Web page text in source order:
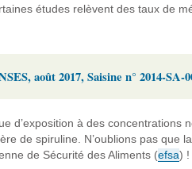
études relèvent des taux de
août 2017, Saisine n° 2014-SA-
d’exposition à des concentrations
de spiruline. N’oublions pas que
de Sécurité des Aliments (efsa) !